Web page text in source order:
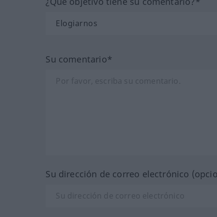
Su comentario*
Su dirección de correo electrónico